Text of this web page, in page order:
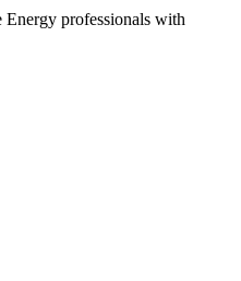
professionals with